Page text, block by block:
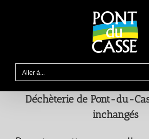
Aller à...
Déchèterie de Pont-du-
inchangés